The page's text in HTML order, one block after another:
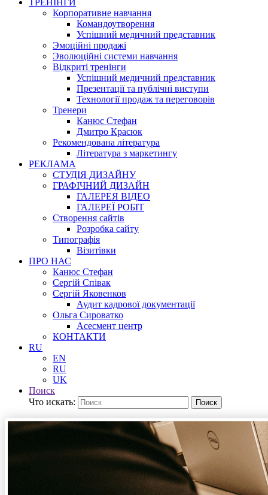
ТРЕНІНГИ
Корпоративне навчання
Командоутворення
Успішний медичний представник
Эмоційні продажі
Эволюційні системи навчання
Відкриті тренінги
Успішний медичний представник
Презентації та публічні виступи
Технології продаж та переговорів
Тренери
Канюс Стефан
Дмитро Красюк
Рекомендована література
Література з маркетингу
РЕКЛАМА
СТУДІЯ ДИЗАЙНУ
ГРАФІЧНИЙ ДИЗАЙН
ГАЛЕРЕЯ ВІДЕО
ГАЛЕРЕЇ РОБІТ
Створення сайтів
Розробка сайту
Типографія
Візитівки
ПРО НАС
Канюс Стефан
Сергій Співак
Сергій Яковенков
Аудит кадрової документації
Ольга Сироватко
Асесмент центр
КОНТАКТИ
RU
EN
RU
UK
Поиск
Что искать:
Поиск